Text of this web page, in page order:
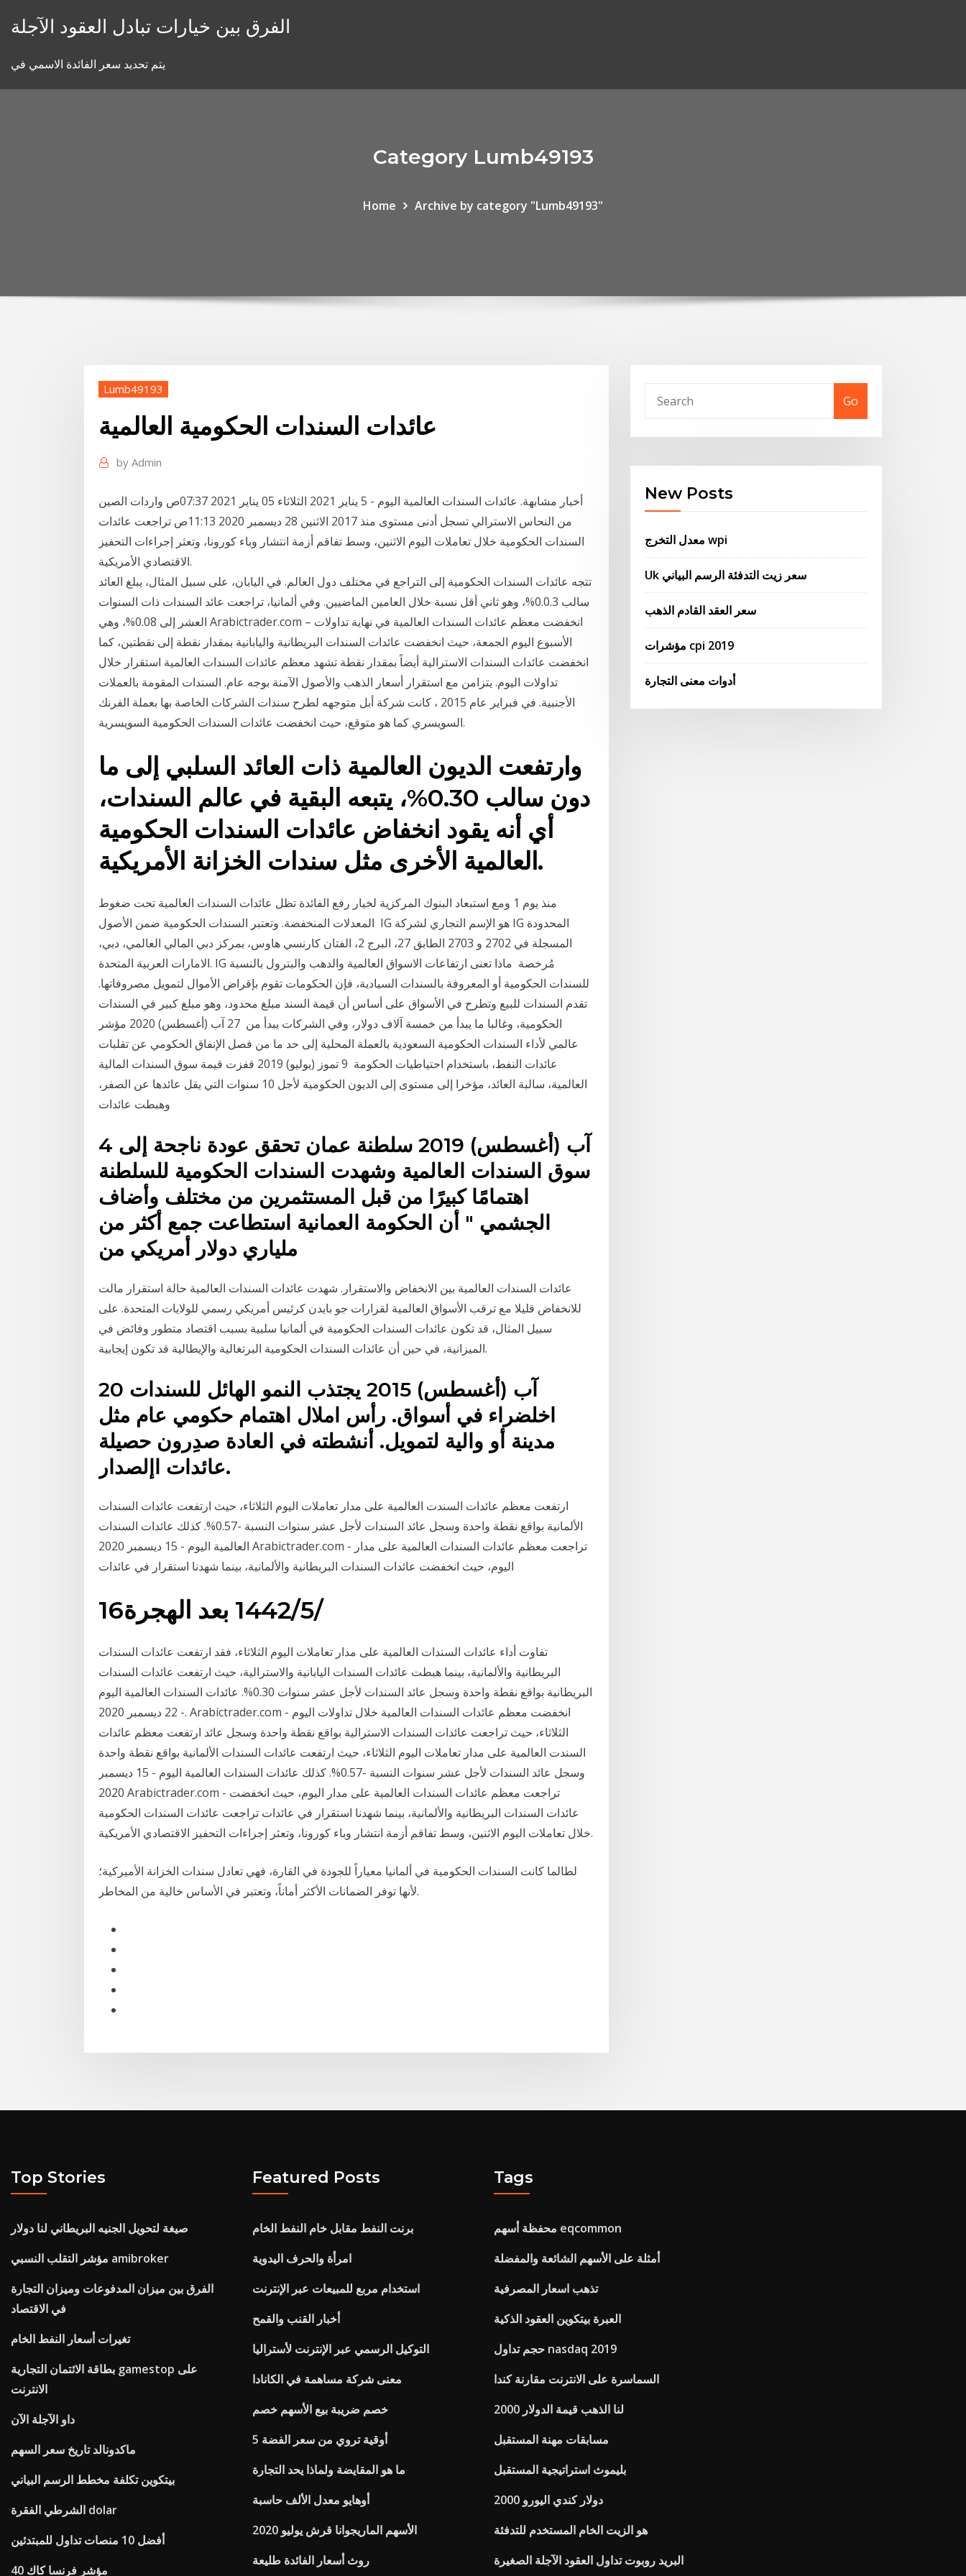
الفرق بين خيارات تبادل العقود الآجلة
يتم تحديد سعر الفائدة الاسمي في
Category Lumb49193
Home Archive by category "Lumb49193"
Lumb49193
عائدات السندات الحكومية العالمية
by Admin
أخبار مشابهة. عائدات السندات العالمية اليوم - 5 يناير 2021 الثلاثاء 05 يناير 2021 07:37ص واردات الصين
من النحاس الاسترالي تسجل أدنى مستوى منذ 2017 الاثنين 28 ديسمبر 2020 11:13ص تراجعت عائدات
السندات الحكومية خلال تعاملات اليوم الاثنين، وسط تفاقم أزمة انتشار وباء كورونا، وتعثر إجراءات التحفيز
الاقتصادي الأمريكية.
تتجه عائدات السندات الحكومية إلى التراجع في مختلف دول العالم. في اليابان، على سبيل المثال، يبلغ العائد
سالب 0.0.3%، وهو ثاني أقل نسبة خلال العامين الماضيين. وفي ألمانيا، تراجعت عائد السندات ذات السنوات
العشر إلى 0.08%، وهي Arabictrader.com – انخفضت معظم عائدات السندات العالمية في نهاية تداولات
الأسبوع اليوم الجمعة، حيث انخفضت عائدات السندات البريطانية واليابانية بمقدار نقطة إلى نقطتين، كما
انخفضت عائدات السندات الاسترالية أيضاً بمقدار نقطة تشهد معظم عائدات السندات العالمية استقرار خلال
تداولات اليوم. يتزامن مع استقرار أسعار الذهب والأصول الآمنة بوجه عام. السندات المقومة بالعملات
الأجنبية. في فبراير عام 2015 ، كانت شركة أبل متوجهه لطرح سندات الشركات الخاصة بها بعملة الفرنك
السويسري كما هو متوقع، حيث انخفضت عائدات السندات الحكومية السويسرية.
وارتفعت الديون العالمية ذات العائد السلبي إلى ما
دون سالب 0.30%، يتبعه البقية في عالم السندات،
أي أنه يقود انخفاض عائدات السندات الحكومية
العالمية الأخرى مثل سندات الخزانة الأمريكية.
منذ يوم 1 ومع استبعاد البنوك المركزية لخيار رفع الفائدة تظل عائدات السندات العالمية تحت ضغوط
المعدلات المنخفضة. وتعتبر السندات الحكومية ضمن الأصول IG هو الإسم التجاري لشركة IG المحدودة
المسجلة في 2702 و 2703 الطابق 27، البرج 2، الفتان كارنسي هاوس، بمركز دبي المالي العالمي، دبي،
الامارات العربية المتحدة. IG مُرخصة ماذا تعنى ارتفاعات الاسواق العالمية والدهب والبترول بالنسبة
للسندات الحكومية أو المعروفة بالسندات السيادية، فإن الحكومات تقوم بإقراض الأموال لتمويل مصروفاتها.
تقدم السندات للبيع وتطرح في الأسواق على أساس أن قيمة السند مبلغ محدود، وهو مبلغ كبير في السندات
الحكومية، وغالبا ما يبدأ من خمسة آلاف دولار، وفي الشركات يبدأ من 27 آب (أغسطس) 2020 مؤشر
عالمي لأداء السندات الحكومية السعودية بالعملة المحلية إلى حد ما من فصل الإنفاق الحكومي عن تقلبات
عائدات النفط، باستخدام احتياطيات الحكومة 9 تموز (يوليو) 2019 قفزت قيمة سوق السندات المالية
العالمية، سالبة العائد، مؤخرا إلى مستوى إلى الديون الحكومية لأجل 10 سنوات التي يقل عائدها عن الصفر،
4 آب (أغسطس) 2019 سلطنة عمان تحقق عودة ناجحة إلى
سوق السندات العالمية وشهدت السندات الحكومية للسلطنة
اهتمامًا كبيرًا من قبل المستثمرين من مختلف وأضاف
الجشمي " أن الحكومة العمانية استطاعت جمع أكثر من
ملياري دولار أمريكي من
عائدات السندات العالمية بين الانخفاض والاستقرار. شهدت عائدات السندات العالمية حالة استقرار مالت
للانخفاض قليلا مع ترقب الأسواق العالمية لقرارات جو بايدن كرئيس أمريكي رسمي للولايات المتحدة. على
سبيل المثال، قد تكون عائدات السندات الحكومية في ألمانيا سلبية بسبب اقتصاد متطور وفائض في
الميزانية، في حين أن عائدات السندات الحكومية البرتغالية والإيطالية قد تكون إيجابية.
20 آب (أغسطس) 2015 يجتذب النمو الهائل للسندات
اخلضراء في أسواق. رأس املال اهتمام حكومي عام مثل
مدينة أو والية لتمويل. أنشطته في العادة صدِرون حصيلة
عائدات اإلصدار.
ارتفعت معظم عائدات السندت العالمية على مدار تعاملات اليوم الثلاثاء، حيث ارتفعت عائدات السندات
الألمانية بواقع نقطة واحدة وسجل عائد السندات لأجل عشر سنوات النسبة -0.57%. كذلك عائدات السندات
العالمية اليوم - 15 ديسمبر 2020 Arabictrader.com - تراجعت معظم عائدات السندات العالمية على مدار
اليوم، حيث انخفضت عائدات السندات البريطانية والألمانية، بينما شهدنا استقرار في عائدات
16‏‏/5‏‏/1442 بعد الهجرة
تفاوت أداء عائدات السندات العالمية على مدار تعاملات اليوم الثلاثاء، فقد ارتفعت عائدات السندات
البريطانية والألمانية، بينما هبطت عائدات السندات اليابانية والاسترالية، حيث ارتفعت عائدات السندات
البريطانية بواقع نقطة واحدة وسجل عائد السندات لأجل عشر سنوات 0.30%. عائدات السندات العالمية اليوم
- 22 ديسمبر 2020. Arabictrader.com - انخفضت معظم عائدات السندات العالمية خلال تداولات اليوم
الثلاثاء، حيث تراجعت عائدات السندات الاسترالية بواقع نقطة واحدة وسجل عائد ارتفعت معظم عائدات
السندت العالمية على مدار تعاملات اليوم الثلاثاء، حيث ارتفعت عائدات السندات الألمانية بواقع نقطة واحدة
وسجل عائد السندات لأجل عشر سنوات النسبة -0.57%. كذلك عائدات السندات العالمية اليوم - 15 ديسمبر
2020 Arabictrader.com - تراجعت معظم عائدات السندات العالمية على مدار اليوم، حيث انخفضت
عائدات السندات البريطانية والألمانية، بينما شهدنا استقرار في عائدات تراجعت عائدات السندات الحكومية
خلال تعاملات اليوم الاثنين، وسط تفاقم أزمة انتشار وباء كورونا، وتعثر إجراءات التحفيز الاقتصادي الأمريكية.
لطالما كانت السندات الحكومية في ألمانيا معياراً للجودة في القارة، فهي تعادل سندات الخزانة الأميركية؛
لأنها توفر الضمانات الأكثر أماناً، وتعتبر في الأساس خالية من المخاطر.
Go
New Posts
معدل التخرج wpi
Uk سعر زيت التدفئة الرسم البياني
سعر العقد القادم الذهب
مؤشرات cpi 2019
أدوات معنى التجارة
Top Stories
صيغة لتحويل الجنيه البريطاني لنا دولار
مؤشر التقلب النسبي amibroker
الفرق بين ميزان المدفوعات وميزان التجارة
في الاقتصاد
تغيرات أسعار النفط الخام
بطاقة الائتمان التجارية gamestop على
الانترنت
داو الآجلة الآن
ماكدونالد تاريخ سعر السهم
بيتكوين تكلفة مخطط الرسم البياني
الشرطي الفقرة dolar
أفضل 10 منصات تداول للمبتدئين
مؤشر فرنسا كاك 40
Featured Posts
برنت النفط مقابل خام النفط الخام
امرأة والحرف اليدوية
استخدام مربع للمبيعات عبر الإنترنت
أخبار القنب والقمح
التوكيل الرسمي عبر الإنترنت لأستراليا
معنى شركة مساهمة في الكانادا
خصم ضريبة بيع الأسهم خصم
5 أوقية تروي من سعر الفضة
ما هو المقايضة ولماذا يحد التجارة
أوهايو معدل الألف حاسبة
الأسهم الماريجوانا قرش يوليو 2020
روث أسعار الفائدة طليعة
Tags
محفظة أسهم eqcommon
أمثلة على الأسهم الشائعة والمفضلة
تذهب اسعار المصرفية
العبرة بيتكوين العقود الذكية
حجم تداول nasdaq 2019
السماسرة على الانترنت مقارنة كندا
لنا الذهب قيمة الدولار 2000
مسابقات مهنة المستقبل
بليموث استراتيجية المستقبل
2000 دولار كندي اليورو
هو الزيت الخام المستخدم للتدفئة
البريد روبوت تداول العقود الآجلة الصغيرة